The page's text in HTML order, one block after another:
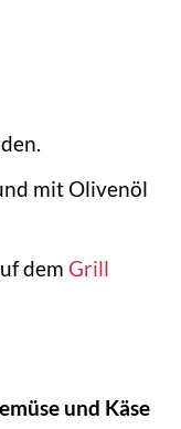
mit Olivenöl
dem Grill
und Käse